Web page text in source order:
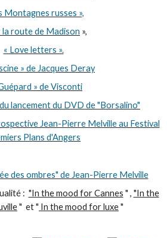
Montagnes russes »,
la route de Madison »,
« Love letters ».
» de Jacques Deray
» de Visconti
lancement du DVD de "Borsalino"
Jean-Pierre Melville au Festival
Plans d'Angers
des ombres" de Jean-Pierre Melville
: "In the mood for Cannes " , "In the
" et " In the mood for luxe"